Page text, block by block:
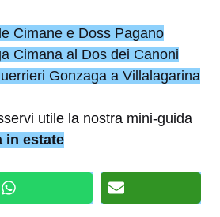
Cimane e Doss Pagano
Cimana al Dos dei Canoni
Gonzaga a Villalagarina
utile la nostra mini-guida
in estate